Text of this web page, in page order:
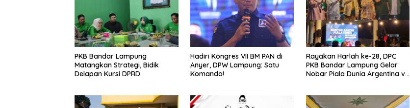
PKB Bandar Lampung
Matangkan Strategi, Bidik
Delapan Kursi DPRD
Hadiri Kongres VII BM PAN di
Anyer, DPW Lampung: Satu
Komando!
Rayakan Harlah ke-28, DPC
PKB Bandar Lampung Gelar
Nobar Piala Dunia Argentina vs